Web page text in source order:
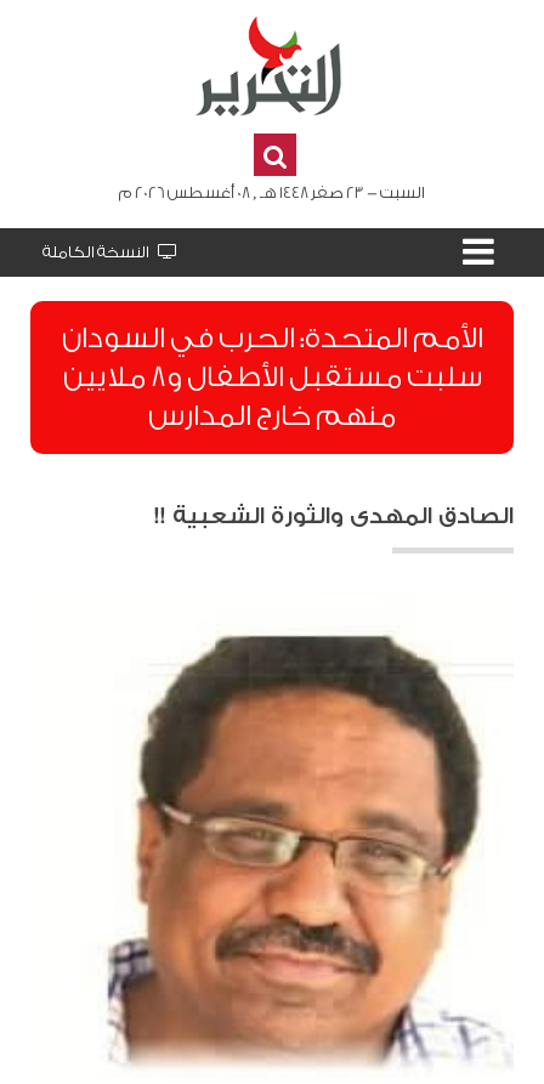
السبت - 23 صفر 1448 هـ , 08 أغسطس 2026 م
النسخة الكاملة
الأمم المتحدة: الحرب في السودان
سلبت مستقبل الأطفال و8 ملايين
منهم خارج المدارس
الصادق المهدى والثورة الشعبية !!